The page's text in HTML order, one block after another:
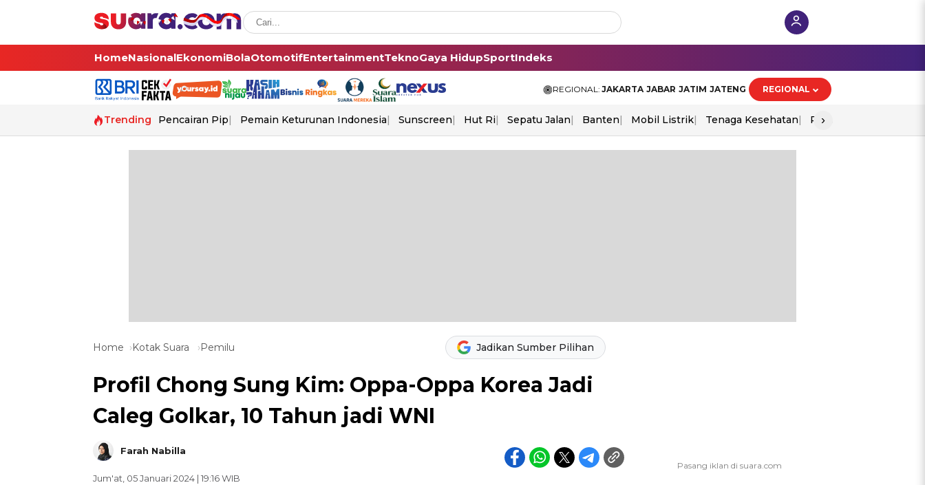
HomeNasionalEkonomiBolaOtomotifEntertainmentTeknoGaya HidupSportIndeks
REGIONAL: JAKARTA JABAR JATIM JATENG REGIONAL
Trending Pencairan Pip Pemain Keturunan Indonesia Sunscreen Hut Ri Sepatu Jalan Banten Mobil Listrik Tenaga Kesehatan Perang As-Iran
›
Home Kotak Suara Pemilu Jadikan Sumber Pilihan
Profil Chong Sung Kim: Oppa-Oppa Korea Jadi
Caleg Golkar, 10 Tahun jadi WNI
Farah Nabilla
Jum'at, 05 Januari 2024 | 19:16 WIB